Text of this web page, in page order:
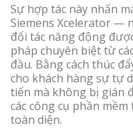
Sự hợp tác này nhấn
Siemens Xcelerator —
đối tác năng động
pháp chuyên biệt từ
đầu. Bằng cách thúc
cho khách hàng sự tự
tiến mà không bị gián
các công cụ phần
toàn diện.